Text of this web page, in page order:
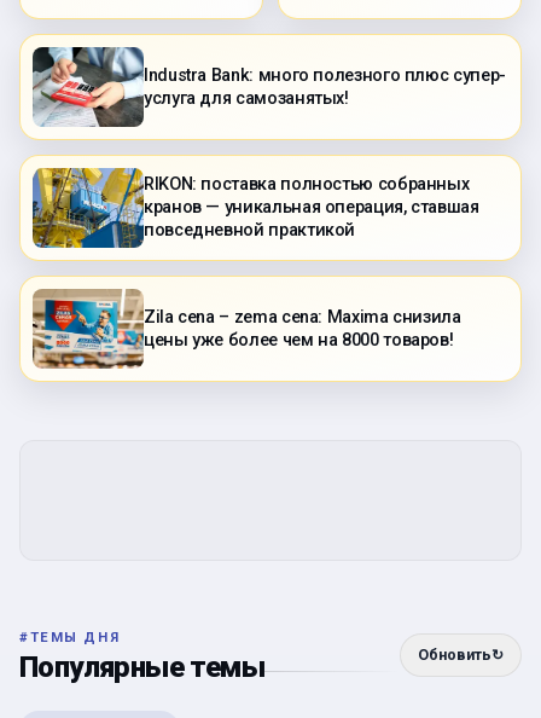
Industra Bank: много полезного плюс супер-
услуга для самозанятых!
RIKON: поставка полностью собранных
кранов — уникальная операция, ставшая
повседневной практикой
Zila cena – zema cena: Maxima снизила
цены уже более чем на 8000 товаров!
#ТЕМЫ ДНЯ
Популярные темы Обновить↻